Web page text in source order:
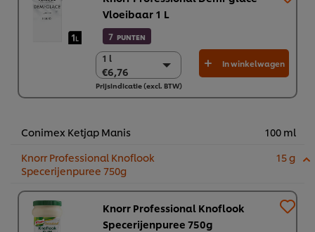
Vloeibaar 1 L
7 PUNTEN
1 l
€6,76
1 l
€6,76
6 x 1 l
In winkelwagen
Prijsindicatie (excl. BTW)
Conimex Ketjap Manis
100 ml
Knorr Professional Knoflook
Specerijenpuree 750g
15 g
Knorr Professional Knoflook
Specerijenpuree 750g